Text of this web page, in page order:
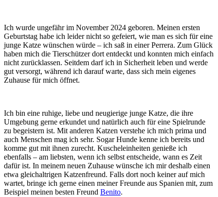
Ich wurde ungefähr im November 2024 geboren. Meinen ersten
Geburtstag habe ich leider nicht so gefeiert, wie man es sich für eine
junge Katze wünschen würde – ich saß in einer Perrera. Zum Glück
haben mich die Tierschützer dort entdeckt und konnten mich einfach
nicht zurücklassen. Seitdem darf ich in Sicherheit leben und werde
gut versorgt, während ich darauf warte, dass sich mein eigenes
Zuhause für mich öffnet.
Ich bin eine ruhige, liebe und neugierige junge Katze, die ihre
Umgebung gerne erkundet und natürlich auch für eine Spielrunde
zu begeistern ist. Mit anderen Katzen verstehe ich mich prima und
auch Menschen mag ich sehr. Sogar Hunde kenne ich bereits und
komme gut mit ihnen zurecht. Kuscheleinheiten genieße ich
ebenfalls – am liebsten, wenn ich selbst entscheide, wann es Zeit
dafür ist. In meinem neuen Zuhause wünsche ich mir deshalb einen
etwa gleichaltrigen Katzenfreund. Falls dort noch keiner auf mich
wartet, bringe ich gerne einen meiner Freunde aus Spanien mit, zum
Beispiel meinen besten Freund Benito.